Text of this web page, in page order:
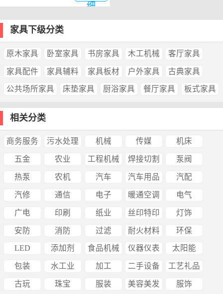
细
家具下级分类
原木家具 卧室家具 书房家具 木工机械 客厅家具
家具配件 家具辅料 家具板材 户外家具 古典家具
公共场所家具 床垫家具 厨浴家具 餐厅家具 板式家具
相关分类
商务服务 污水处理 机械 传媒 机床
五金 农业 工程机械 焊接切割 泵阀
热泵 农机 汽车 汽车用品 汽配
汽修 通信 电子 暖通空调 电气
广电 印刷 纸业 丝印特印 灯饰
安防 消防 过滤 耐火材料 环保
LED 添加剂 食品机械 仪器仪表 太阳能
包装 水工业 加工 二手设备 工艺礼品
古玩 珠宝 服装 美容美发 服饰